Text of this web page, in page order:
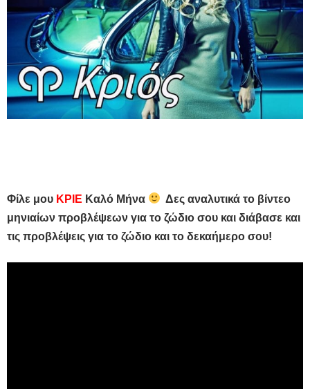
Φίλε μου ΚΡΙΕ Καλό Μήνα
Δες αναλυτικά το βίντεο
μηνιαίων προβλέψεων για το ζώδιο σου και διάβασε και
τις προβλέψεις για το ζώδιο και το δεκαήμερο σου!